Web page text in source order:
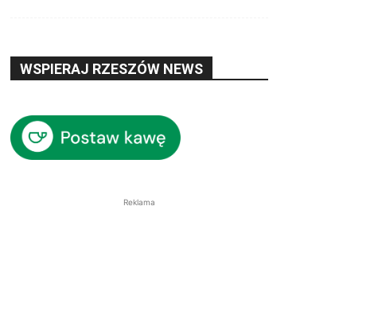
WSPIERAJ RZESZÓW NEWS
Reklama